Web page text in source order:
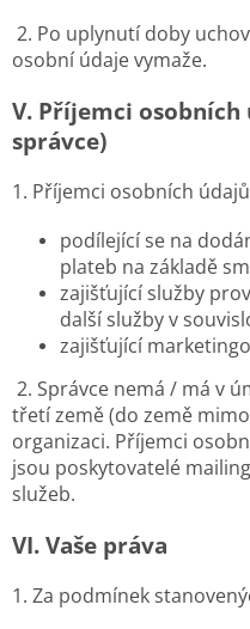
2. Po uplynutí doby
osobní údaje vymaže.
V. Příjemci osobních
správce)
1. Příjemci osobních
podílející se na
plateb na základě
zajišťující služby
další služby v
zajišťující
2. Správce nemá / má v
třetí země (do země
organizaci. Příjemci
jsou poskytovatelé
služeb.
VI. Vaše práva
1. Za podmínek